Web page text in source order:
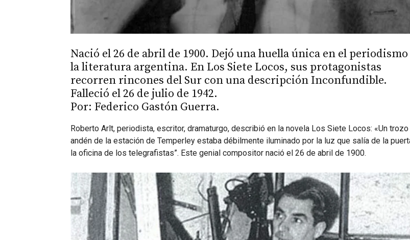
Nació el 26 de abril de 1900. Dejó una huella única en el periodismo
la literatura argentina. En Los Siete Locos, sus protagonistas
recorren rincones del Sur con una descripción Inconfundible.
Falleció el 26 de julio de 1942.
Por: Federico Gastón Guerra.
Roberto Arlt, periodista, escritor, dramaturgo, describió en la novela Los Siete Locos: «Un
andén de la estación de Temperley estaba débilmente iluminado por la luz que salía de la
la oficina de los telegrafistas”. Este genial compositor nació el 26 de abril de 1900.